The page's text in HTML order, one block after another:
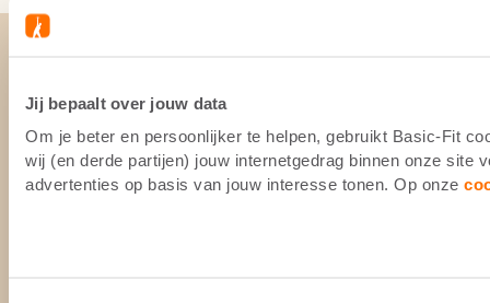
Jij bepaalt over jouw data
Om je beter en persoonlijker te helpen, gebruikt Basic-Fit
wij (en derde partijen) jouw internetgedrag binnen onze site
advertenties op basis van jouw interesse tonen. Op onze